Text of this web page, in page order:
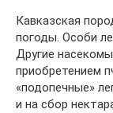
Кавказская
погоды. Особи
Другие
приобретением
«подопечные»
и на сбор